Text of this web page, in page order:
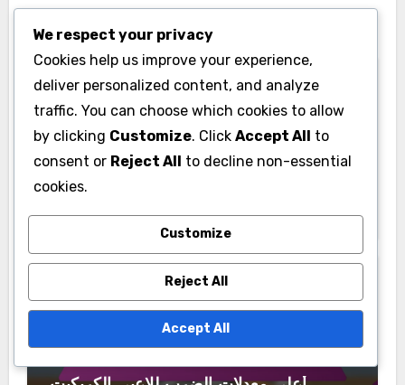
إحصائيات لاعبي الكريكيت في كوريا الجنوبية
متوسط ضربات لاعبي الكريكيت في كوريا
إحصائيات لاعبي الكريكيت في المملكة العربية
السعودية
We respect your privacy
Cookies help us improve your experience,
deliver personalized content, and analyze
traffic. You can choose which cookies to allow
by clicking Customize. Click Accept All to
consent or Reject All to decline non-essential
cookies.
Customize
Reject All
Accept All